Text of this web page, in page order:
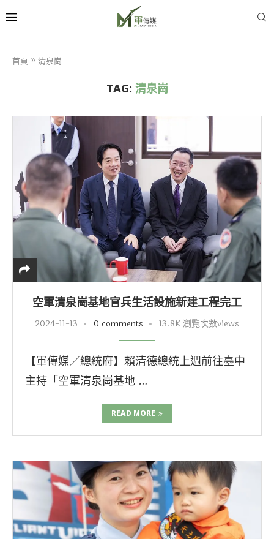
首頁 » 清泉崗
TAG: 清泉崗
空軍清泉崗基地官兵生活設施新建工程完工
2024-11-13 0 comments 13.8K 瀏覽次數views
【軍傳媒／總統府】賴清德總統上週前往臺中
主持「空軍清泉崗基地 …
READ MORE